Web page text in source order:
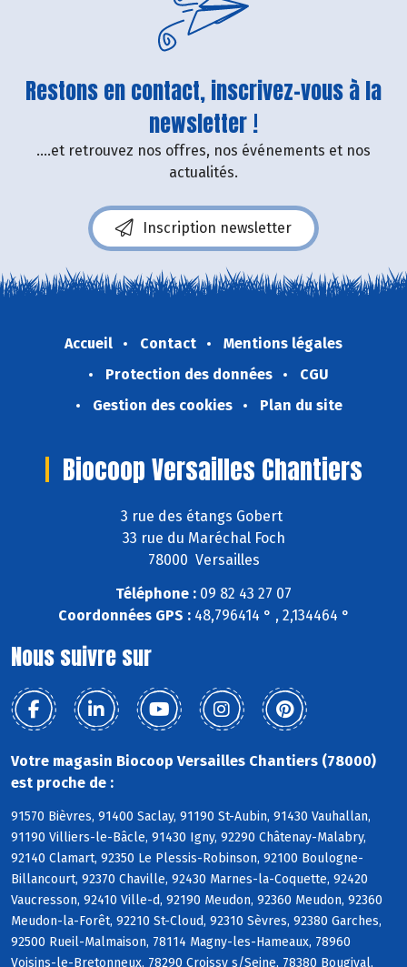
Restons en contact, inscrivez-vous à la
newsletter !
....et retrouvez nos offres, nos événements et nos
actualités.
Inscription newsletter
Accueil Contact
Mentions légales
Protection des données
CGU
Gestion des cookies
Plan du site
Biocoop Versailles Chantiers
3 rue des étangs Gobert
33 rue du Maréchal Foch
78000 Versailles
Téléphone : 09 82 43 27 07
Coordonnées GPS :48,796414 ° , 2,134464 °
Nous suivre sur
Votre magasin Biocoop Versailles Chantiers (78000)
est proche de :
91570 Bièvres, 91400 Saclay, 91190 St-Aubin, 91430 Vauhallan,
91190 Villiers-le-Bâcle, 91430 Igny, 92290 Châtenay-Malabry,
92140 Clamart, 92350 Le Plessis-Robinson, 92100 Boulogne-
Billancourt, 92370 Chaville, 92430 Marnes-la-Coquette, 92420
Vaucresson, 92410 Ville-d, 92190 Meudon, 92360 Meudon, 92360
Meudon-la-Forêt, 92210 St-Cloud, 92310 Sèvres, 92380 Garches,
92500 Rueil-Malmaison, 78114 Magny-les-Hameaux, 78960
Voisins-le-Bretonneux, 78290 Croissy s/Seine, 78380 Bougival,